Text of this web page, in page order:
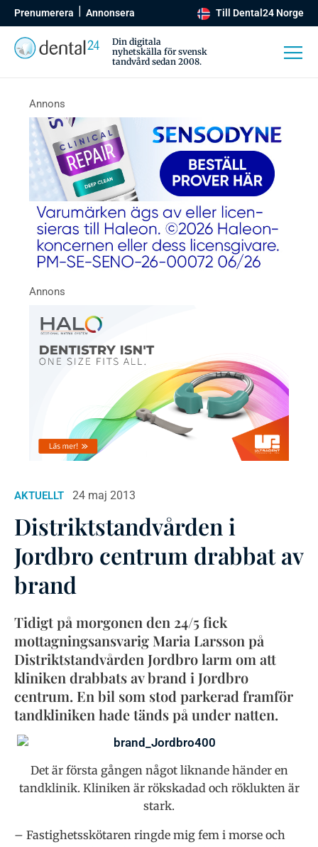
Prenumerera Annonsera Till Dental24 Norge
Din digitala
nyhetskälla för svensk
tandvård sedan 2008.
AKTUELLT 24 maj 2013
Distriktstandvården i
Jordbro centrum drabbat av
brand
Tidigt på morgonen den 24/5 fick
mottagningsansvarig Maria Larsson på
Distriktstandvården Jordbro larm om att
kliniken drabbats av brand i Jordbro
centrum. En bil som stod parkerad framför
tandkliniken hade tänds på under natten.
Det är första gången något liknande händer en
tandklinik. Kliniken är rökskadad och röklukten är
stark.
– Fastighetsskötaren ringde mig fem i morse och